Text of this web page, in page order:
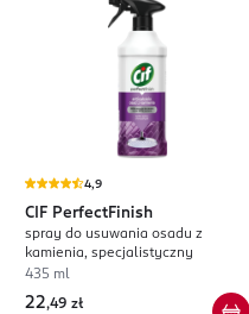
4,9
CIF PerfectFinish
spray do usuwania osadu z
kamienia, specjalistyczny
435 ml
22,49 zł